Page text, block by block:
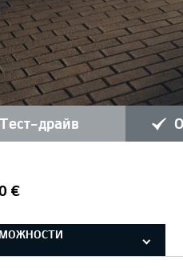
тест-драйв
€